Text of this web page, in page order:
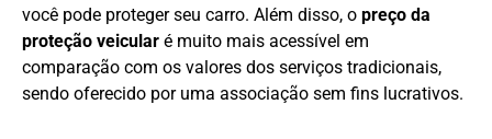
você pode proteger seu carro. Além disso, o preço da
proteção veicular é muito mais acessível em
comparação com os valores dos serviços tradicionais,
sendo oferecido por uma associação sem fins lucrativos.